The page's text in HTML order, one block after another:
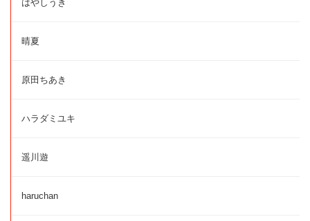
はやしうき
晴夏
原田ちあき
ハラダミユキ
遥川遊
haruchan